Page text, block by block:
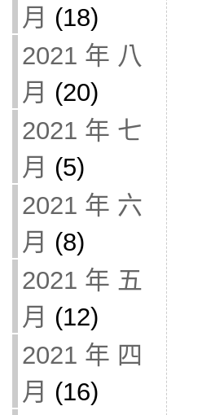
月 (18)
2021 年 八
月 (20)
2021 年 七
月 (5)
2021 年 六
月 (8)
2021 年 五
月 (12)
2021 年 四
月 (16)